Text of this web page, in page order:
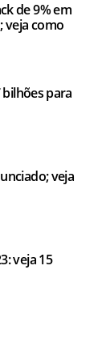
de 9% em
veja como
bilhões para
veja
veja 15